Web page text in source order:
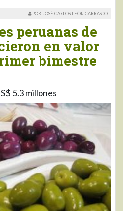
POR: JOSÉ CARLOS LEÓN CARRASCO
peruanas de
en valor
bimestre
5.3 millones